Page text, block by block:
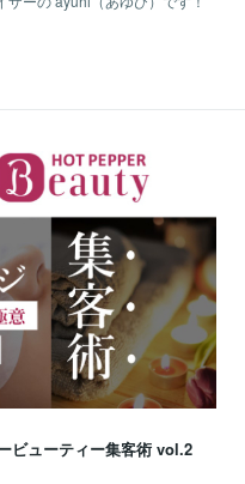
ビューティー集客術 vol.2